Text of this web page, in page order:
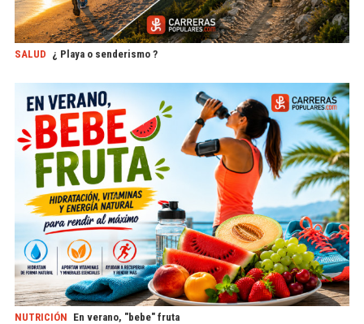
SALUD ¿ Playa o senderismo ?
NUTRICIÓN En verano, "bebe" fruta